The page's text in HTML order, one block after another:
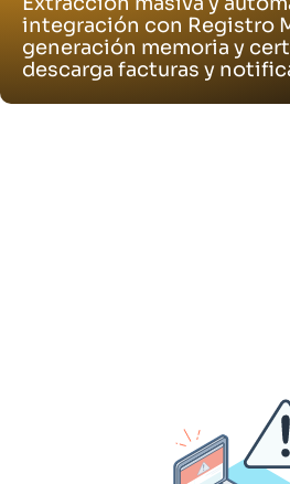
integración con Registro
generación memoria y
descarga facturas y